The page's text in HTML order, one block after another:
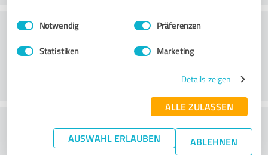
Impressum Datenschutzbestimmungen
Einwilligungsauswahl
Notwendig Präferenzen
Statistiken Marketing
Details zeigen
ALLE ZULASSEN
AUSWAHL ERLAUBEN ABLEHNEN
Kundservice
What do you think of the price to
performance ratio?